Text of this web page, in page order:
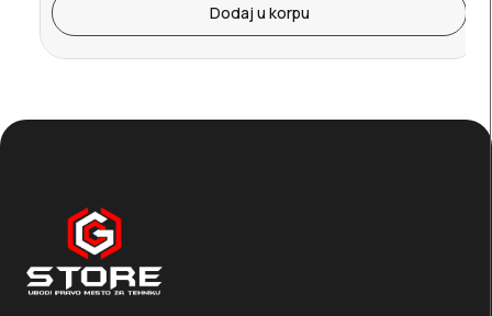
Dodaj u korpu